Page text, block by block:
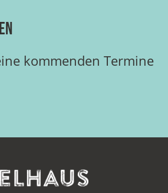
kommenden Termine